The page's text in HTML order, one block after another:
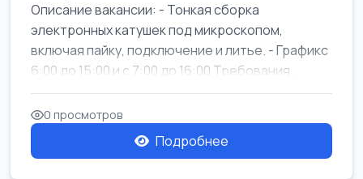
Описание вакансии: - Тонкая сборка
электронных катушек под микроскопом,
включая пайку, подключение и литье. - Графикс
6:00 до 15:00 и с 7:00 до 16:00 Требования...
0 просмотров
Подробнее